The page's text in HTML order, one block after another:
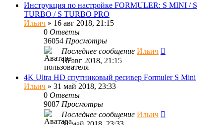
Инструкция по настройке FORMULER: S MINI / S
TURBO / S TURBO PRO
Ильич » 16 авг 2018, 21:15
0 Ответы
36054 Просмотры
Последнее сообщение Ильич
16 авг 2018, 21:15
4K Ultra HD спутниковый ресивер Formuler S Mini
Ильич » 31 май 2018, 23:33
0 Ответы
9087 Просмотры
Последнее сообщение Ильич